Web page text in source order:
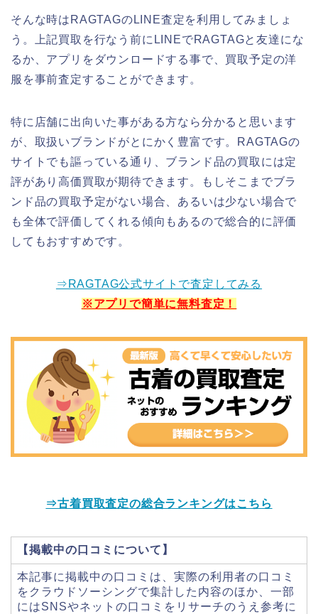
そんな時はRAGTAGのLINE査定を利用してみましょ
う。上記買取を行なう前にLINEでRAGTAGと友達にな
るか、アプリをダウンロードする事で、買取予定の洋
服を事前査定することができます。
特に店舗に出向いた事がある方なら分かると思います
が、取扱いブランドがとにかく豊富です。RAGTAGの
サイトでも謳っている通り、ブランド品の買取には定
評があり高価買取が期待できます。もしそこまでブラ
ンド品の買取予定がない場合、あるいは少ない場合で
も全体で評価してくれる傾向もあるので総合的に評価
してもおすすめです。
⇒RAGTAG公式サイトで査定してみる
※アプリで簡単に無料査定！
⇒古着買取査定の総合ランキングはこちら
【掲載中の口コミについて】
本記事に掲載中の口コミは、実際の利用者の口コミ
をクラウドソーシングで集計した内容のほか、一部
にはSNSやネットの口コミをリサーチのうえ参考に